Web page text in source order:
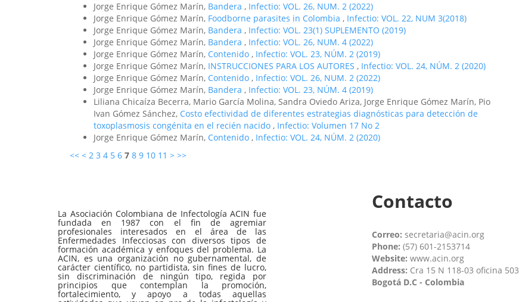
Jorge Enrique Gómez Marín, Bandera , Infectio: VOL. 26, NUM. 2 (2022)
Jorge Enrique Gómez Marín, Foodborne parasites in Colombia , Infectio: VOL. 22, NUM 3(2018)
Jorge Enrique Gómez Marín, Bandera , Infectio: VOL. 23(1) SUPLEMENTO (2019)
Jorge Enrique Gómez Marín, Bandera , Infectio: VOL. 26, NUM. 4 (2022)
Jorge Enrique Gómez Marín, Contenido , Infectio: VOL. 23, NÚM. 2 (2019)
Jorge Enrique Gómez Marín, INSTRUCCIONES PARA LOS AUTORES , Infectio: VOL. 24, NÚM. 2 (2020)
Jorge Enrique Gómez Marín, Contenido , Infectio: VOL. 26, NUM. 2 (2022)
Jorge Enrique Gómez Marín, Bandera , Infectio: VOL. 23, NÚM. 4 (2019)
Liliana Chicaíza Becerra, Mario García Molina, Sandra Oviedo Ariza, Jorge Enrique Gómez Marín, Pio
Ivan Gómez Sánchez, Costo efectividad de diferentes estrategias diagnósticas para detección de
toxoplasmosis congénita en el recién nacido , Infectio: Volumen 17 No 2
Jorge Enrique Gómez Marín, Contenido , Infectio: VOL. 24, NÚM. 2 (2020)
<< < 2 3 4 5 6 7 8 9 10 11 > >>
La Asociación Colombiana de Infectología ACIN fue
fundada en 1987 con el fin de agremiar
profesionales interesados en el área de las
Enfermedades Infecciosas con diversos tipos de
formación académica y enfoques del problema. La
ACIN, es una organización no gubernamental, de
carácter científico, no partidista, sin fines de lucro,
sin discriminación de ningún tipo, regida por
principios que contemplan la promoción,
fortalecimiento, y apoyo a todas aquellas
Contacto
Correo: secretaria@acin.org
Phone: (57) 601-2153714
Website: www.acin.org
Address: Cra 15 N 118-03 oficina 503
Bogotá D.C - Colombia